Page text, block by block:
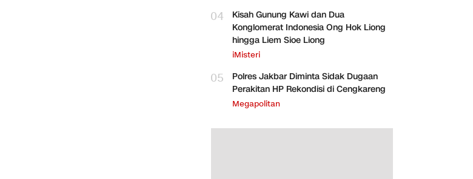
04
Kisah Gunung Kawi dan Dua
Konglomerat Indonesia Ong Hok Liong
hingga Liem Sioe Liong
iMisteri
05
Polres Jakbar Diminta Sidak Dugaan
Perakitan HP Rekondisi di Cengkareng
Megapolitan